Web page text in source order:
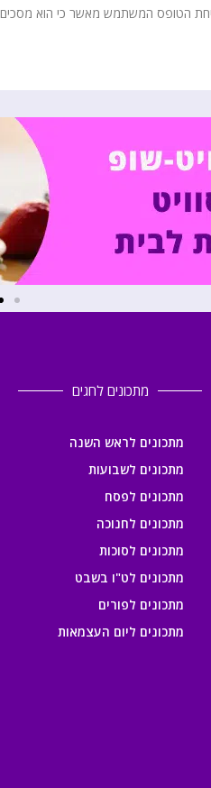
הטופס המשתמש מאשר כי הוא
מתכונים לחגים
מתכונים לראש השנה
מתכונים לשבועות
מתכונים לפסח
מתכונים לחנוכה
מתכונים לסוכות
מתכונים לט"ו בשבט
מתכונים לפורים
מתכונים ליום העצמאות